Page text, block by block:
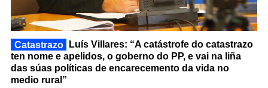
Catastrazo
Luís Villares: “A catástrofe do catastrazo
ten nome e apelidos, o goberno do PP, e vai na liña
das súas políticas de encarecemento da vida no
medio rural”